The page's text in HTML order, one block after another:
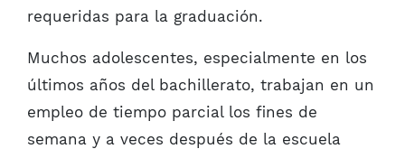
requeridas para la graduación.
Muchos adolescentes, especialmente en los
últimos años del bachillerato, trabajan en un
empleo de tiempo parcial los fines de
semana y a veces después de la escuela